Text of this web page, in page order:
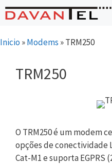
Saltar
para
conteúdo
Inicio »Modems »TRM250
TRM250
O TRM250 é um modem
opções de conectividade
Cat-M1 e suporta EGPRS